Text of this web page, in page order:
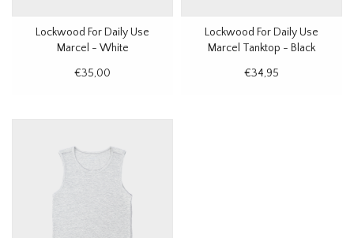
Lockwood For Daily Use
Marcel - White
€35,00
Lockwood For Daily Use
Marcel Tanktop - Black
€34,95